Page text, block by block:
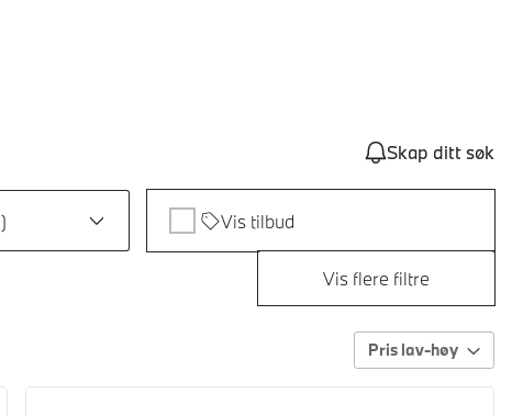
Skap ditt søk
) Vis tilbud
Vis flere filtre
Pris lav-høy